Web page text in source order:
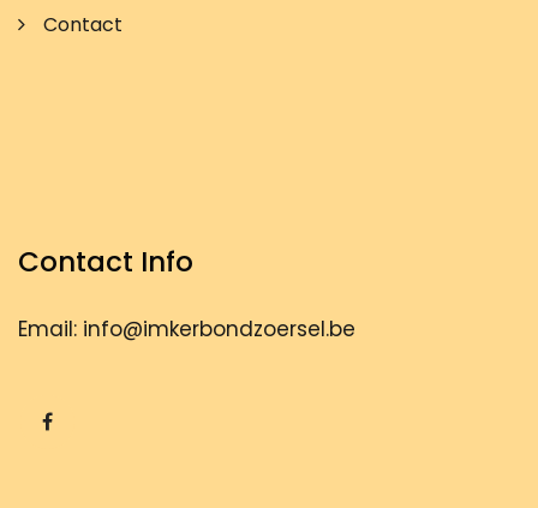
Contact
Contact Info
Email: info@imkerbondzoersel.be